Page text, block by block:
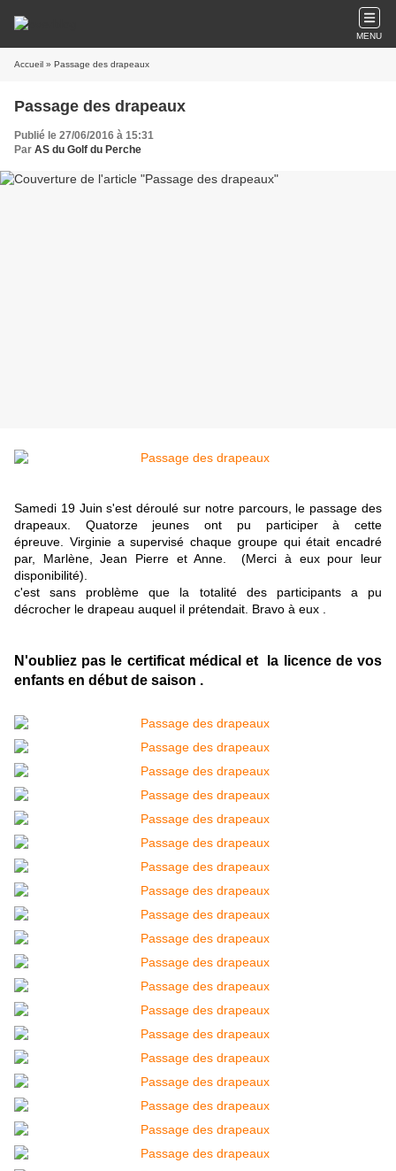
MENU
Accueil » Passage des drapeaux
Passage des drapeaux
Publié le 27/06/2016 à 15:31
Par AS du Golf du Perche
Samedi 19 Juin s'est déroulé sur notre parcours, le passage des
drapeaux. Quatorze jeunes ont pu participer à cette
épreuve. Virginie a supervisé chaque groupe qui était encadré
par, Marlène, Jean Pierre et Anne. (Merci à eux pour leur
disponibilité).
c'est sans problème que la totalité des participants a pu
décrocher le drapeau auquel il prétendait. Bravo à eux .
N'oubliez pas le certificat médical et la licence de vos
enfants en début de saison .